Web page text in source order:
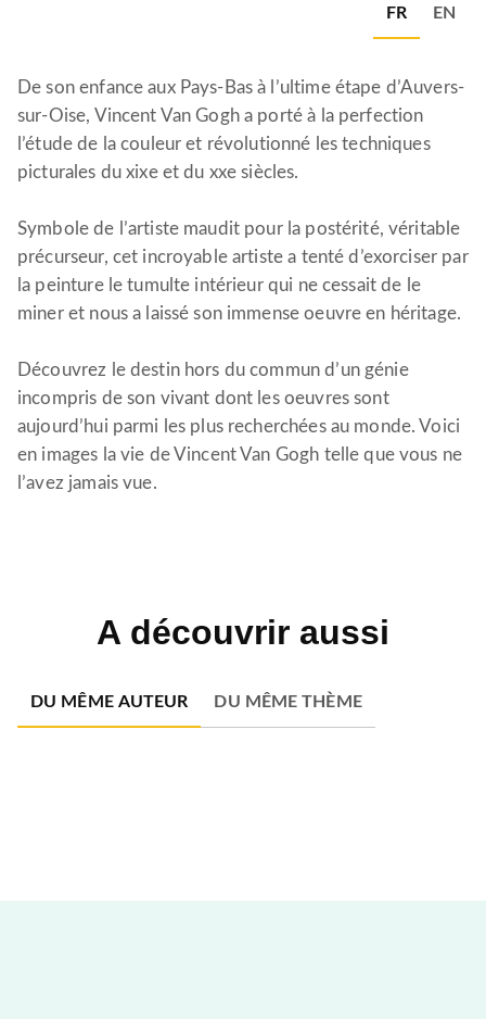
FR EN
De son enfance aux Pays-Bas à l’ultime étape d’Auvers-
sur-Oise, Vincent Van Gogh a porté à la perfection
l’étude de la couleur et révolutionné les techniques
picturales du xixe et du xxe siècles.
Symbole de l’artiste maudit pour la postérité, véritable
précurseur, cet incroyable artiste a tenté d’exorciser par
la peinture le tumulte intérieur qui ne cessait de le
miner et nous a laissé son immense oeuvre en héritage.
Découvrez le destin hors du commun d’un génie
incompris de son vivant dont les oeuvres sont
aujourd’hui parmi les plus recherchées au monde. Voici
en images la vie de Vincent Van Gogh telle que vous ne
l’avez jamais vue.
A découvrir aussi
DU MÊME AUTEUR DU MÊME THÈME